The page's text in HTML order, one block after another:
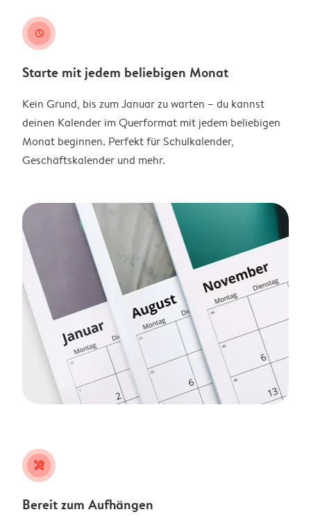
clock
Starte mit jedem beliebigen Monat
Kein Grund, bis zum Januar zu warten – du kannst
deinen Kalender im Querformat mit jedem beliebigen
Monat beginnen. Perfekt für Schulkalender,
Geschäftskalender und mehr.
tools
Bereit zum Aufhängen